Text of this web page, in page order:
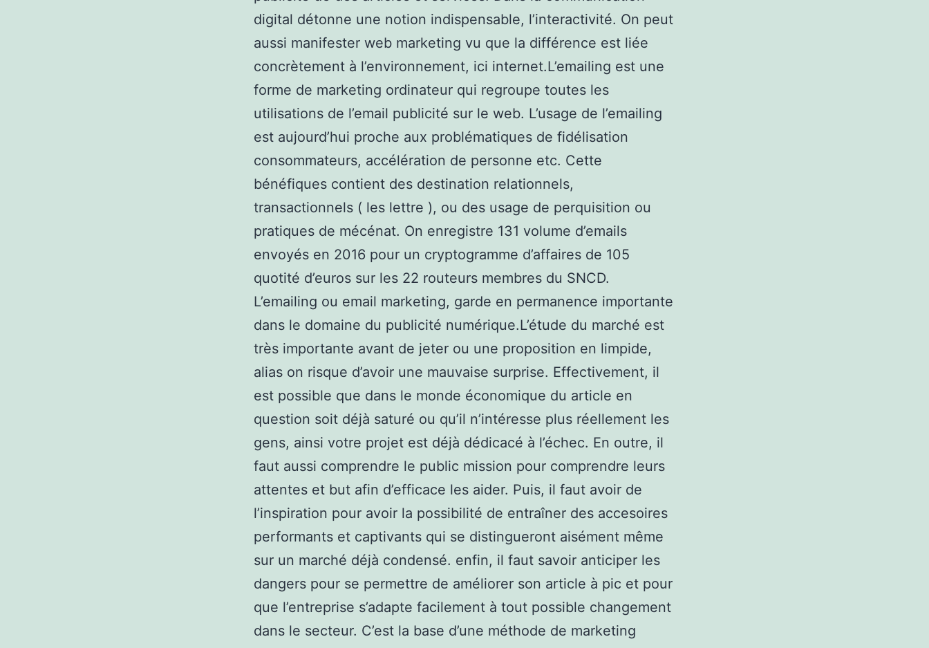
digital détonne une notion indispensable, l’interactivité. On peut
aussi manifester web marketing vu que la différence est liée
concrètement à l’environnement, ici internet.L’emailing est une
forme de marketing ordinateur qui regroupe toutes les
utilisations de l’email publicité sur le web. L’usage de l’emailing
est aujourd’hui proche aux problématiques de fidélisation
consommateurs, accélération de personne etc. Cette
bénéfiques contient des destination relationnels,
transactionnels ( les lettre ), ou des usage de perquisition ou
pratiques de mécénat. On enregistre 131 volume d’emails
envoyés en 2016 pour un cryptogramme d’affaires de 105
quotité d’euros sur les 22 routeurs membres du SNCD.
L’emailing ou email marketing, garde en permanence importante
dans le domaine du publicité numérique.L’étude du marché est
très importante avant de jeter ou une proposition en limpide,
alias on risque d’avoir une mauvaise surprise. Effectivement, il
est possible que dans le monde économique du article en
question soit déjà saturé ou qu’il n’intéresse plus réellement les
gens, ainsi votre projet est déjà dédicacé à l’échec. En outre, il
faut aussi comprendre le public mission pour comprendre leurs
attentes et but afin d’efficace les aider. Puis, il faut avoir de
l’inspiration pour avoir la possibilité de entraîner des accesoires
performants et captivants qui se distingueront aisément même
sur un marché déjà condensé. enfin, il faut savoir anticiper les
dangers pour se permettre de améliorer son article à pic et pour
que l’entreprise s’adapte facilement à tout possible changement
dans le secteur. C’est la base d’une méthode de marketing